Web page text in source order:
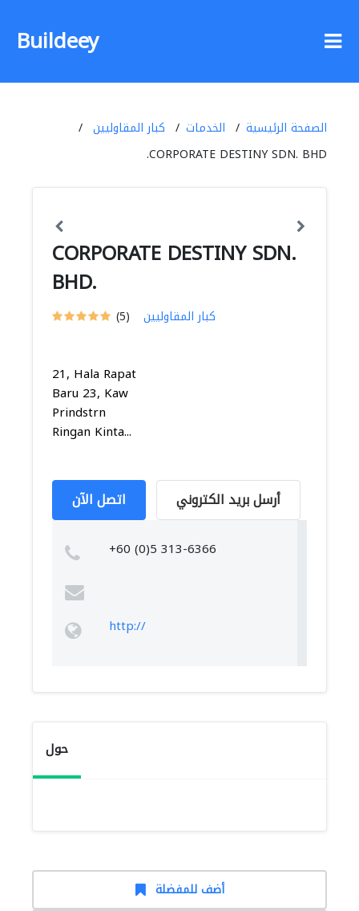
Buildeey
الصفحة الرئيسية الخدمات
كبار المقاوليين
CORPORATE DESTINY SDN. BHD.
CORPORATE DESTINY SDN.
BHD.
(5) كبار المقاوليين
21, Hala Rapat
Baru 23, Kaw
Prindstrn
Ringan Kinta...
اتصل الآن أرسل بريد الكتروني
+60 (0)5 313-6366
http://
حول
أضف للمفضلة